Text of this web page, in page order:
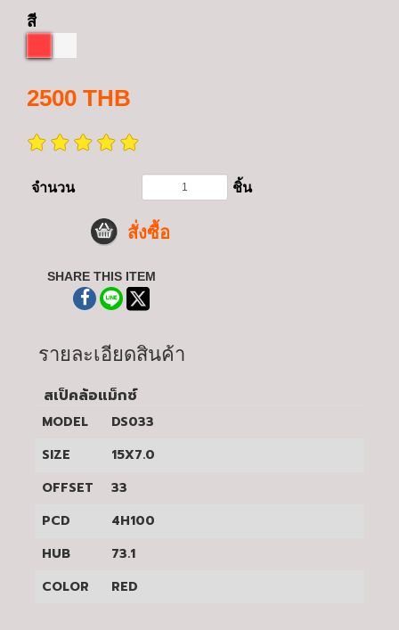
สี
2500 THB
จำนวน ชิ้น
สั่งซื้อ
SHARE THIS ITEM
รายละเอียดสินค้า
สเป็คล้อแม็กซ์
MODEL
DS033
SIZE
15X7.0
OFFSET
33
PCD
4H100
HUB
73.1
COLOR
RED